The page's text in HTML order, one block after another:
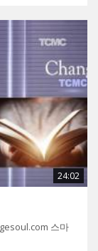
24:02
스마